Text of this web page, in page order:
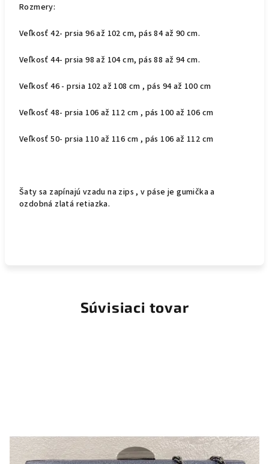
Rozmery:
Veľkosť 42- prsia 96 až 102 cm, pás 84 až 90 cm.
Veľkosť 44- prsia 98 až 104 cm, pás 88 až 94 cm.
Veľkosť 46 - prsia 102 až 108 cm , pás 94 až 100 cm
Veľkosť 48- prsia 106 až 112 cm , pás 100 až 106 cm
Veľkosť 50- prsia 110 až 116 cm , pás 106 až 112 cm
Šaty sa zapínajú vzadu na zips , v páse je gumička a
ozdobná zlatá retiazka.
Súvisiaci tovar